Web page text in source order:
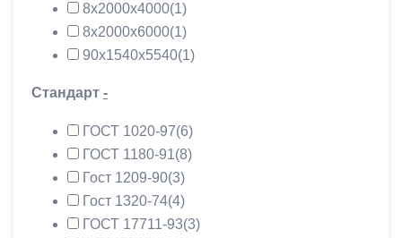
8х2000х4000(1)
8х2000х6000(1)
90х1540х5540(1)
Стандарт -
ГОСТ 1020-97(6)
ГОСТ 1180-91(8)
Гост 1209-90(3)
Гост 1320-74(4)
ГОСТ 17711-93(3)